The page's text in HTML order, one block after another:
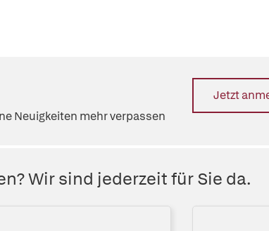
Neuigkeiten mehr verpassen
Jetzt
Wir sind jederzeit für Sie da.